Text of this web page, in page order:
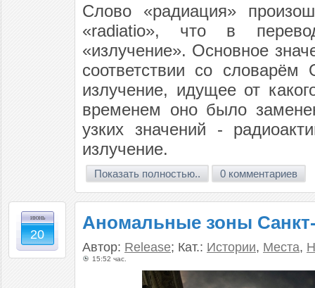
Слово «радиация»
«radiatio», что в
«излучение». Основное
соответствии со
излучение, идущее от
временем оно было
узких значений -
излучение.
Показать полностью.. 0 комментариев
июнь
20
Аномальные зоны
Автор: Release; Кат.: Истории, Места,
15:52 час.